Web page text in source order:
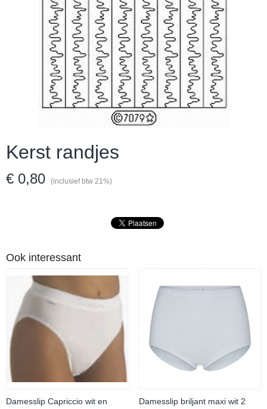
Kerst randjes
€ 0,80 (inclusief btw 21%)
Ook interessant
Damesslip Capriccio wit en
Damesslip briljant maxi wit 2